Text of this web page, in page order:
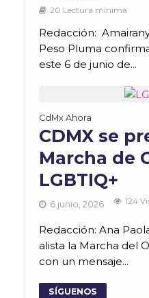
20 Lectura mínima
Redacción:
Peso Pluma
este 6 de junio de...
CdMx Ahora
CDMX se
Marcha de
LGBTIQ+
6 junio, 2026 124
Redacción: Ana
alista la Marcha del
con un mensaje...
SÍGUENOS